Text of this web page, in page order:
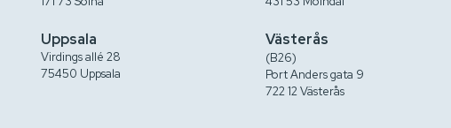
Uppsala
Virdings allé 28
75450 Uppsala
Västerås
(B26)
Port Anders gata 9
722 12 Västerås